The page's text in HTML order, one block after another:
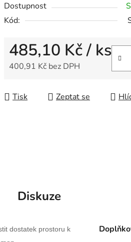
Dostupnost
Kód:
485,10 Kč/ ks
400,91 Kč bez DPH
Tisk Zeptat se
Diskuze
dostatek prostoru k